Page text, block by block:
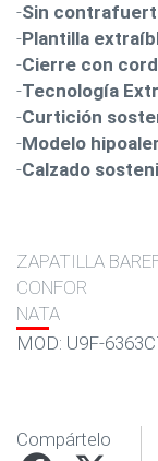
-Sin
-Plantilla
-Cierre con
-Tecnología
-Curtición
-Modelo
-Calzado
ZAPATILLA
CONFOR
NATA
MOD: U9F-
Compártelo